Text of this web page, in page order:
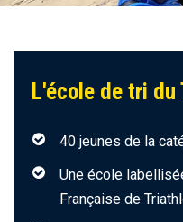
L'école de tri du
40 jeunes de la
Une école
Française de